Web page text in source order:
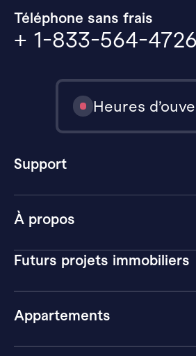
À propos
Futurs projets immobiliers
Appartements
Téléphone sans frais
+ 1-833-564-4726
Heures
Support